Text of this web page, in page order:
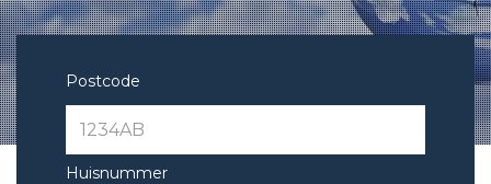
Postcode
Huisnummer